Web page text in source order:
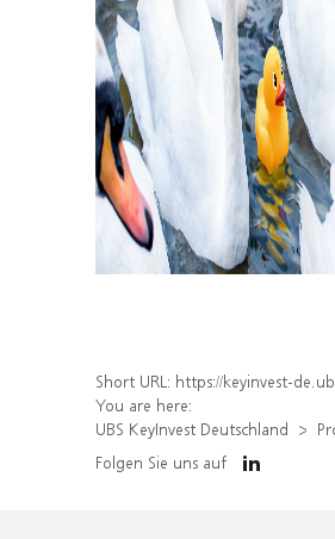
Short URL: https://keyinvest-de.ubs.com/produkt/detail/
You are here:
UBS KeyInvest Deutschland
Folgen Sie uns auf